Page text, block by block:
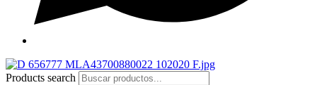
Products search